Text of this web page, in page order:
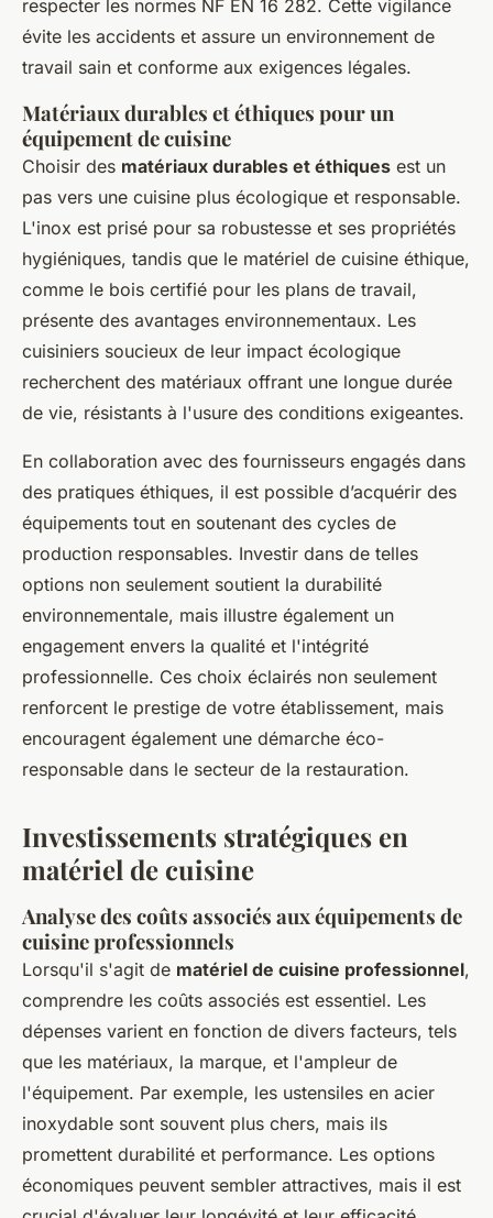
respecter les normes NF EN 16 282. Cette vigilance
évite les accidents et assure un environnement de
travail sain et conforme aux exigences légales.
Matériaux durables et éthiques pour un
équipement de cuisine
Choisir des matériaux durables et éthiques est un
pas vers une cuisine plus écologique et responsable.
L'inox est prisé pour sa robustesse et ses propriétés
hygiéniques, tandis que le matériel de cuisine éthique,
comme le bois certifié pour les plans de travail,
présente des avantages environnementaux. Les
cuisiniers soucieux de leur impact écologique
recherchent des matériaux offrant une longue durée
de vie, résistants à l'usure des conditions exigeantes.
En collaboration avec des fournisseurs engagés dans
des pratiques éthiques, il est possible d’acquérir des
équipements tout en soutenant des cycles de
production responsables. Investir dans de telles
options non seulement soutient la durabilité
environnementale, mais illustre également un
engagement envers la qualité et l'intégrité
professionnelle. Ces choix éclairés non seulement
renforcent le prestige de votre établissement, mais
encouragent également une démarche éco-
responsable dans le secteur de la restauration.
Investissements stratégiques en
matériel de cuisine
Analyse des coûts associés aux équipements de
cuisine professionnels
Lorsqu'il s'agit de matériel de cuisine professionnel,
comprendre les coûts associés est essentiel. Les
dépenses varient en fonction de divers facteurs, tels
que les matériaux, la marque, et l'ampleur de
l'équipement. Par exemple, les ustensiles en acier
inoxydable sont souvent plus chers, mais ils
promettent durabilité et performance. Les options
économiques peuvent sembler attractives, mais il est